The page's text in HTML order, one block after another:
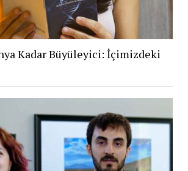
Kadar Büyüleyici: İçimizdeki